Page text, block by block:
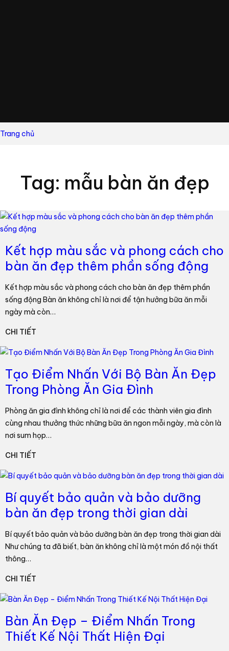
Trang chủ
Tag: mẫu bàn ăn đẹp
Kết hợp màu sắc và phong cách cho
bàn ăn đẹp thêm phần sống động
Kết hợp màu sắc và phong cách cho bàn ăn đẹp thêm phần
sống động Bàn ăn không chỉ là nơi để tận hưởng bữa ăn mỗi
ngày mà còn…
CHI TIẾT
Tạo Điểm Nhấn Với Bộ Bàn Ăn Đẹp
Trong Phòng Ăn Gia Đình
Phòng ăn gia đình không chỉ là nơi để các thành viên gia đình
cùng nhau thưởng thức những bữa ăn ngon mỗi ngày, mà còn là
nơi sum họp…
CHI TIẾT
Bí quyết bảo quản và bảo dưỡng
bàn ăn đẹp trong thời gian dài
Bí quyết bảo quản và bảo dưỡng bàn ăn đẹp trong thời gian dài
Như chúng ta đã biết, bàn ăn không chỉ là một món đồ nội thất
thông…
CHI TIẾT
Bàn Ăn Đẹp – Điểm Nhấn Trong
Thiết Kế Nội Thất Hiện Đại